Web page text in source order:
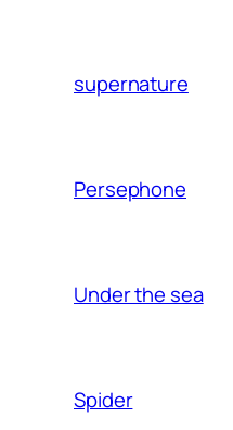
supernature
Persephone
Under the sea
Spider